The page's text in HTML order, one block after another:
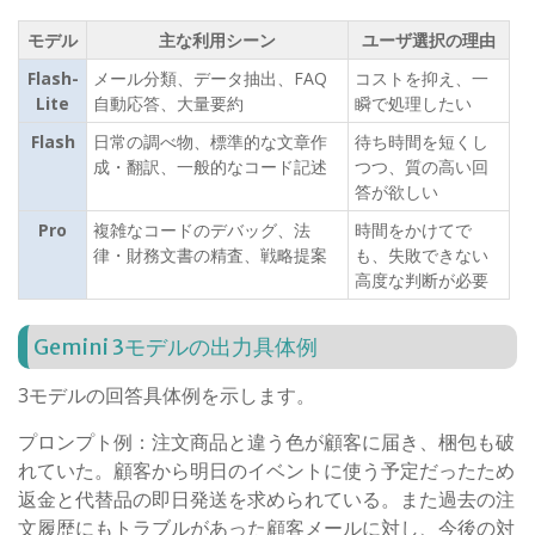
モデル 主な利用シーン
ユーザ選択の理由
Flash-
Lite
メール分類、データ抽出、 FAQ
自動応答、大量要約
コストを抑え、一
瞬で処理したい
Flash
日常の調べ物、標準的な文章作
成・翻訳、一般的なコード記述
待ち時間を短くし
つつ、質の高い回
答が欲しい
Pro
複雑なコードのデバッグ、法
律・財務文書の精査、戦略提案
時間をかけてで
も、失敗できない
高度な判断が必要
Gemini 3モデルの出力具体例
3モデルの回答具体例を示します。
プロンプト例：注文商品と違う色が顧客に届き、梱包も破
れていた。顧客から明日のイベントに使う予定だったため
返金と代替品の即日発送を求められている。また過去の注
文履歴にもトラブルがあった顧客メールに対し、今後の対